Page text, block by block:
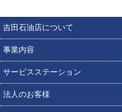
吉田石油店について
事業内容
サービスステーション
法人のお客様